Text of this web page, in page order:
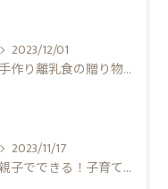
2023/12/01
手作り離乳食の贈り物 カフェが教えるお歳暮の選び方
2023/11/17
親子でできる！子育てストレス軽減法と自信を高める方法